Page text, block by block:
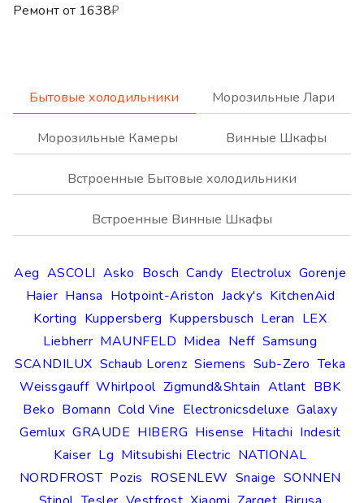
Ремонт от 1638₽
Бытовые холодильники
Aeg ASCOLI Asko Bosch Candy Electrolux Gorenje
Haier Hansa Hotpoint-Ariston Jacky's KitchenAid
Korting Kuppersberg Kuppersbusch Leran LEX
Liebherr MAUNFELD Midea Neff Samsung
SCANDILUX Schaub Lorenz Siemens Sub-Zero Teka
Weissgauff Whirlpool Zigmund&Shtain Atlant BBK
Beko Bomann Cold Vine Electronicsdeluxe Galaxy
Gemlux GRAUDE HIBERG Hisense Hitachi Indesit
Kaiser Lg Mitsubishi Electric NATIONAL
NORDFROST Pozis ROSENLEW Snaige SONNEN
Морозильные Лари
Морозильные Камеры Винные Шкафы
Встроенные Бытовые холодильники
Встроенные Винные Шкафы